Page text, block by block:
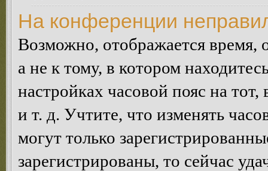
На конференции
Возможно, отображается время,
а не к тому, в котором
настройках часовой пояс на
и т. д. Учтите, что изменять
могут только
зарегистрированы, то сейчас